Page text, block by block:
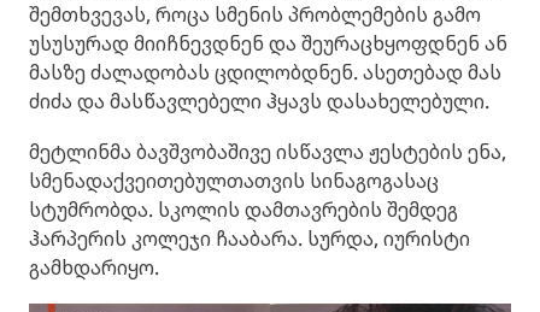
შემთხვევას, როცა სმენის პრობლემების გამო
უსუსურად მიიჩნევდნენ და შეურაცხყოფდნენ ან
მასზე ძალადობას ცდილობდნენ. ასეთებად მას
ძიძა და მასწავლებელი ჰყავს დასახელებული.
მეტლინმა ბავშვობაშივე ისწავლა ჟესტების ენა,
სმენადაქვეითებულთათვის სინაგოგასაც
სტუმრობდა. სკოლის დამთავრების შემდეგ
ჰარპერის კოლეჯი ჩააბარა. სურდა, იურისტი
გამხდარიყო.